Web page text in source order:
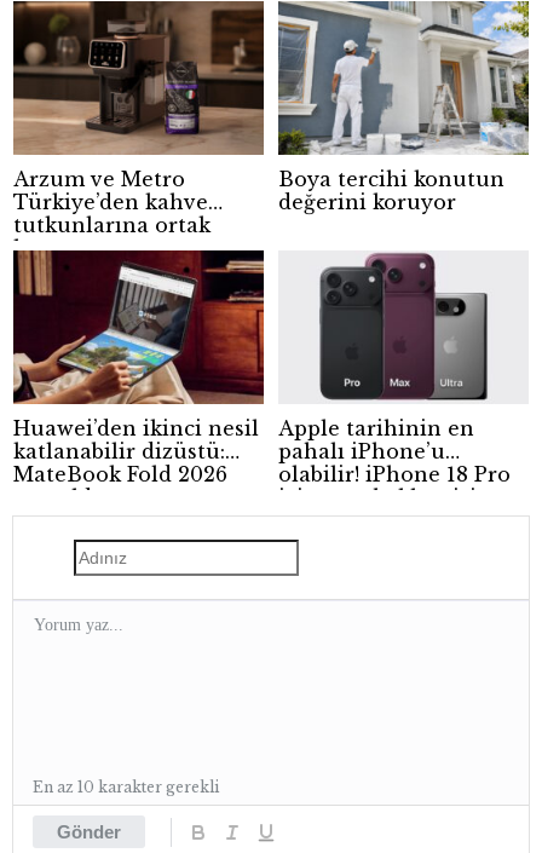
Arzum ve Metro
Türkiye’den kahve
tutkunlarına ortak
kampanya
Boya tercihi konutun
değerini koruyor
Huawei’den ikinci nesil
katlanabilir dizüstü:
MateBook Fold 2026
tanıtıldı
Apple tarihinin en
pahalı iPhone’u
olabilir! iPhone 18 Pro
için zam beklentisi
güçleniyor
Gönder
En az 10 karakter gerekli